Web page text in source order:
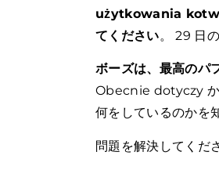
użytkowania
てください。 29 日
ボーズは、最高のパ
Obecnie dotyczy か
何をしているのかを
問題を解決してくだ